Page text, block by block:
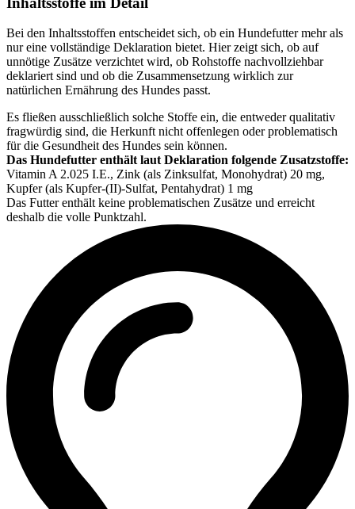
Bei den Inhaltsstoffen entscheidet sich, ob ein Hundefutter mehr als
nur eine vollständige Deklaration bietet. Hier zeigt sich, ob auf
unnötige Zusätze verzichtet wird, ob Rohstoffe nachvollziehbar
deklariert sind und ob die Zusammensetzung wirklich zur
natürlichen Ernährung des Hundes passt.
Es fließen ausschließlich solche Stoffe ein, die entweder qualitativ
fragwürdig sind, die Herkunft nicht offenlegen oder problematisch
für die Gesundheit des Hundes sein können.
Das Hundefutter enthält laut Deklaration folgende Zusatzstoffe:
Vitamin A 2.025 I.E., Zink (als Zinksulfat, Monohydrat) 20 mg,
Kupfer (als Kupfer-(II)-Sulfat, Pentahydrat) 1 mg
Das Futter enthält keine problematischen Zusätze und erreicht
deshalb die volle Punktzahl.